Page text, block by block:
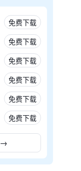
免费下载
免费下载
免费下载
免费下载
免费下载
免费下载
→